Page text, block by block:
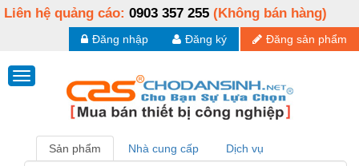
Liên hệ quảng cáo: 0903 357 255 (Không bán hàng)
Đăng sản phẩm
Đăng ký
Đăng nhập
Sản phẩm Nhà cung cấp Dịch vụ